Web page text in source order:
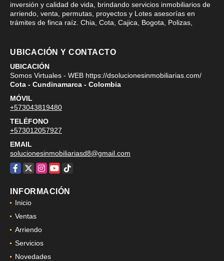
inversión y calidad de vida, brindando servicios inmobiliarios de
arriendo, venta, permutas, proyectos y Lotes asesorías en
trámites de finca raíz. Chia, Cota, Cajica, Bogota, Polizas,
UBICACIÓN Y CONTACTO
UBICACIÓN
Somos Virtuales - WEB https://dsolucionesinmobiliarias.com/
Cota - Cundinamarca - Colombia
MÓVIL
+573043819480
TELÉFONO
+573012057927
EMAIL
solucionesinmobiliariasd8@gmail.com
Facebook
X Instagram
YouTube
TikTok
INFORMACIÓN
Inicio
Ventas
Arriendo
Servicios
Novedades